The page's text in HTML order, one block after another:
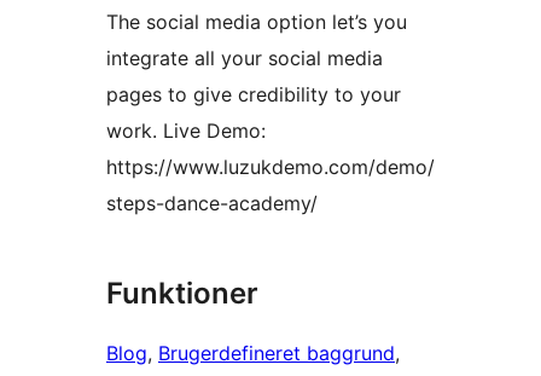
The social media option let’s you
integrate all your social media
pages to give credibility to your
work. Live Demo:
https://www.luzukdemo.com/demo/
steps-dance-academy/
Funktioner
Blog, Brugerdefineret baggrund